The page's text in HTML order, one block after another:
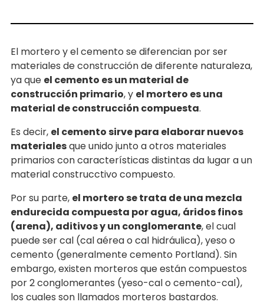
El mortero y el cemento se diferencian por ser
materiales de construcción de diferente naturaleza,
ya que el cemento es un material de
construcción primario, y el mortero es una
material de construcción compuesta.
Es decir, el cemento sirve para elaborar nuevos
materialesque unido junto a otros materiales
primarios con características distintas da lugar a un
material construcctivo compuesto.
Por su parte, el mortero se trata de una mezcla
endurecida compuesta por agua, áridos finos
(arena), aditivos y un conglomerante, el cual
puede ser cal (cal aérea o cal hidráulica), yeso o
cemento (generalmente cemento Portland). Sin
embargo, existen morteros que están compuestos
por 2 conglomerantes (yeso-cal o cemento-cal),
los cuales son llamados morteros bastardos.